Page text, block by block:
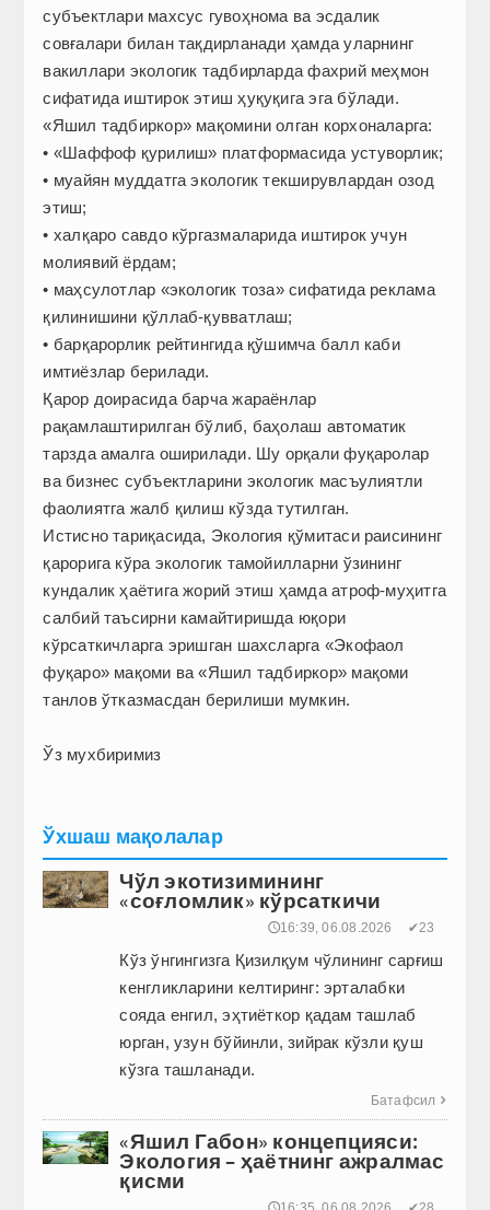
субъектлари махсус гувоҳнома ва эсдалик
совғалари билан тақдирланади ҳамда уларнинг
вакиллари экологик тадбирларда фахрий меҳмон
сифатида иштирок этиш ҳуқуқига эга бўлади.
«Яшил тадбиркор» мақомини олган корхоналарга:
• «Шаффоф қурилиш» платформасида устуворлик;
• муайян муддатга экологик текширувлардан озод
этиш;
• халқаро савдо кўргазмаларида иштирок учун
молиявий ёрдам;
• маҳсулотлар «экологик тоза» сифатида реклама
қилинишини қўллаб-қувватлаш;
• барқарорлик рейтингида қўшимча балл каби
имтиёзлар берилади.
Қарор доирасида барча жараёнлар
рақамлаштирилган бўлиб, баҳолаш автоматик
тарзда амалга оширилади. Шу орқали фуқаролар
ва бизнес субъектларини экологик масъулиятли
фаолиятга жалб қилиш кўзда тутилган.
Истисно тариқасида, Экология қўмитаси раисининг
қарорига кўра экологик тамойилларни ўзининг
кундалик ҳаётига жорий этиш ҳамда атроф-муҳитга
салбий таъсирни камайтиришда юқори
кўрсаткичларга эришган шахсларга «Экофаол
фуқаро» мақоми ва «Яшил тадбиркор» мақоми
танлов ўтказмасдан берилиши мумкин.
Ўз мухбиримиз
Ўхшаш мақолалар
Чўл экотизимининг
«соғломлик» кўрсаткичи
🕔16:39, 06.08.2026 ✔23
Кўз ўнгингизга Қизилқум чўлининг сарғиш
кенгликларини келтиринг: эрталабки
сояда енгил, эҳтиёткор қадам ташлаб
юрган, узун бўйинли, зийрак кўзли қуш
кўзга ташланади.
Батафсил 
«Яшил Габон» концепцияси:
Экология – ҳаётнинг ажралмас
қисми